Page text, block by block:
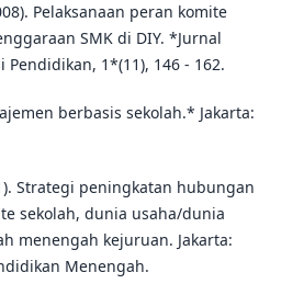
Pelaksanaan peran komite
SMK di DIY. *Jurnal
Pendidikan, 1*(11), 146 - 162.
berbasis sekolah.* Jakarta:
Strategi peningkatan hubungan
sekolah, dunia usaha/dunia
menengah kejuruan. Jakarta:
Menengah.